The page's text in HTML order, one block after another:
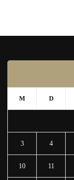
M D
3 4
10 11